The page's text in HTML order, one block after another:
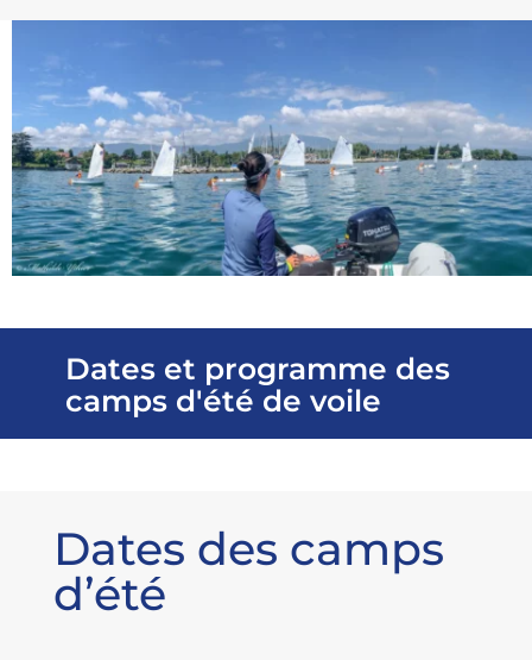
Dates et programme des
camps d'été de voile
Dates des camps
d’été